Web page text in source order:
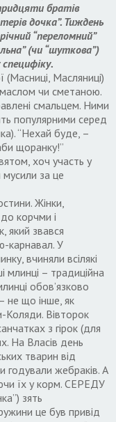
братів
дочка”. Тиждень
“переломний”
(чи “шуткова”)
Масляниці)
чи сметаною.
смальцем. Ними
популярними серед
“Нехай буде, –
щоранку!”
хоч участь у
за це
Жінки,
корчми і
який звався
карнавал. У
вчиняли всілякі
млинці – традиційна
обов’язково
не що інше, як
Коляди. Вівторок
з гірок (для
На Власів день
тварин від
годували жебраків. А
їх у корм. СЕРЕДУ
зять
це був привід